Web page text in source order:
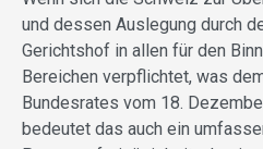
und dessen Auslegung durch
Gerichtshof in allen für den
Bereichen verpflichtet, was
Bundesrates vom 18.
bedeutet das auch ein